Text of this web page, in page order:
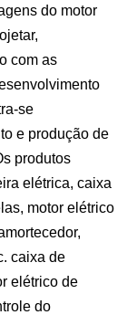
do motor
com as
se
e produção de
produtos
elétrica, caixa
motor elétrico
caixa de
elétrico de
do